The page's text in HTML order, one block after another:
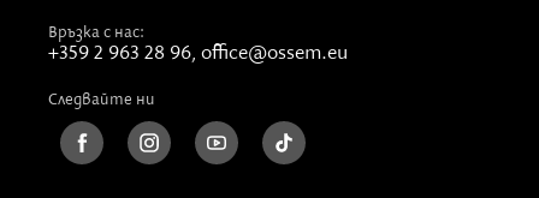
Връзка с нас:
+359 2 963 28 96,office@ossem.eu
Следвайте ни